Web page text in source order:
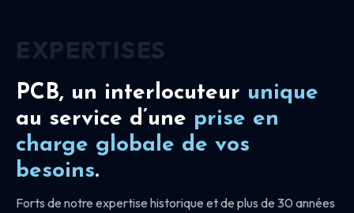
PCB, un interlocuteur unique
au service d’une prise en
charge globale de vos
besoins.
Forts de notre expertise historique et de plus de 30 années
EXPERTISES